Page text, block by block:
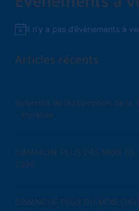
Notice
Il n’y a pas d’évènements à
Articles récents
Solennité de l’Assomption de la
– Horaires
DIMANCHE PLUS DES MOIS DE
2026
DIMANCHE PLUS DU MOIS